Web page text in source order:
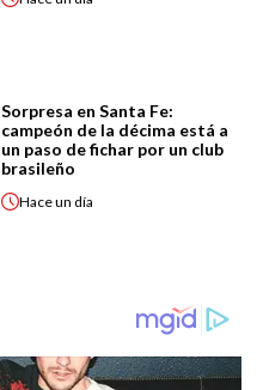
Sorpresa en Santa Fe:
campeón de la décima está a
un paso de fichar por un club
brasileño
Haceun día